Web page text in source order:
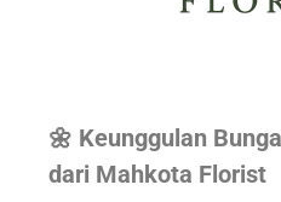
🌼 Keunggulan
dari Mahkota Florist